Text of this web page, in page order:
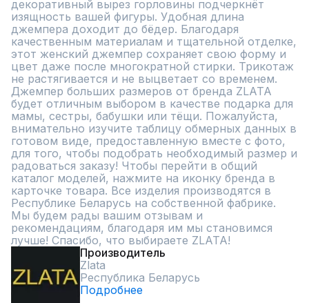
декоративный вырез горловины подчеркнёт
изящность вашей фигуры. Удобная длина
джемпера доходит до бёдер. Благодаря
качественным материалам и тщательной отделке,
этот женский джемпер сохраняет свою форму и
цвет даже после многократной стирки. Трикотаж
не растягивается и не выцветает со временем.
Джемпер больших размеров от бренда ZLATA
будет отличным выбором в качестве подарка для
мамы, сестры, бабушки или тёщи. Пожалуйста,
внимательно изучите таблицу обмерных данных в
готовом виде, предоставленную вместе с фото,
для того, чтобы подобрать необходимый размер и
радоваться заказу! Чтобы перейти в общий
каталог моделей, нажмите на иконку бренда в
карточке товара. Все изделия производятся в
Республике Беларусь на собственной фабрике.
Мы будем рады вашим отзывам и
рекомендациям, благодаря им мы становимся
лучше! Спасибо, что выбираете ZLATA!
Производитель
Zlata
Республика Беларусь
Подробнее